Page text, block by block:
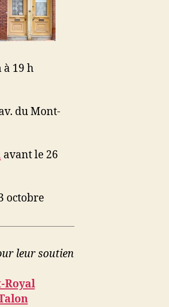
à 19 h
du Mont-
avant le 26
octobre
leur soutien
Royal